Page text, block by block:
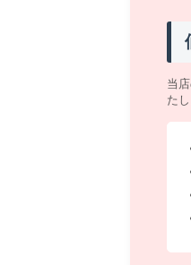
当
たし